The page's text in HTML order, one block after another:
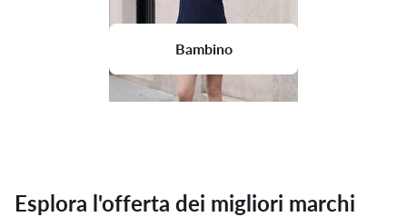
Bambino
Esplora l'offerta dei migliori marchi